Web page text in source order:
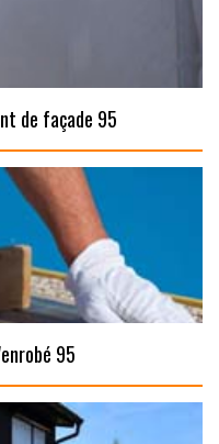
de façade 95
95